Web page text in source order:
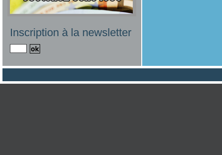
Inscription à la newsletter